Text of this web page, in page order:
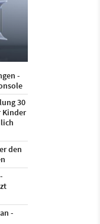
-
30
Kinder
den
-